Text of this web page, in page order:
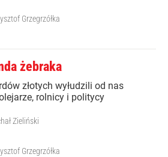
Grzegrzółka
żebraka
złotych wyłudzili od nas
rolnicy i politycy
Zieliński
Grzegrzółka